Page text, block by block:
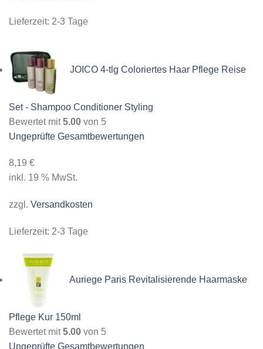
Lieferzeit: 2-3 Tage
JOICO 4-tlg Coloriertes Haar Pflege Reise
Set - Shampoo Conditioner Styling
Bewertet mit5.00 von 5
Ungeprüfte Gesamtbewertungen
8,19 €
inkl. 19 % MwSt.
zzgl. Versandkosten
Lieferzeit: 2-3 Tage
Auriege Paris Revitalisierende Haarmaske
Pflege Kur 150ml
Bewertet mit5.00 von 5
Ungeprüfte Gesamtbewertungen